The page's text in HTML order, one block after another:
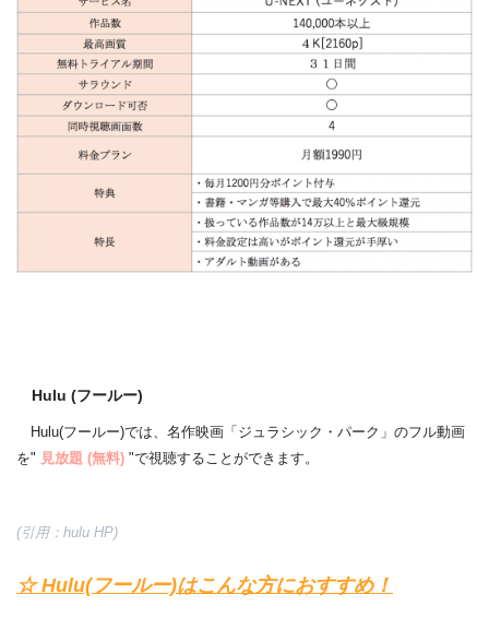
Hulu (フールー)
Hulu(フールー)では、名作映画「ジュラシック・パーク」のフル動画
を" 見放題 (無料) "で視聴することができます。
(引用：hulu HP)
☆ Hulu(フールー)はこんな方におすすめ！